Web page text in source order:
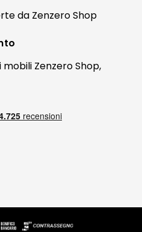
da Zenzero Shop
Zenzero Shop,